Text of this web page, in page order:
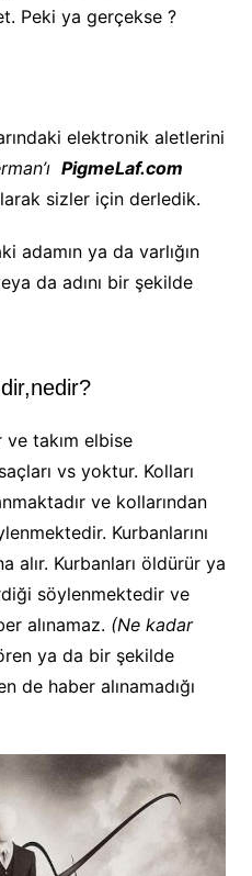
Peki ya gerçekse ?
elektronik aletlerini
PigmeLaf.com
sizler için derledik.
adamın ya da varlığın
da adını bir şekilde
ve takım elbise
vs yoktur. Kolları
ve kollarından
Kurbanlarını
alır. Kurbanları öldürür ya
söylenmektedir ve
alınamaz. (Ne kadar
ya da bir şekilde
de haber alınamadığı